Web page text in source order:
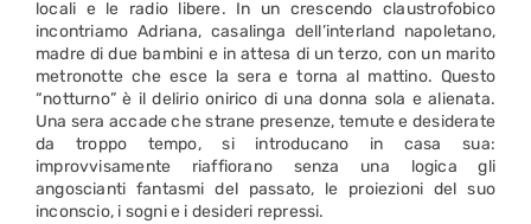
locali e le radio libere. In un crescendo claustrofobico
incontriamo Adriana, casalinga dell’interland napoletano,
madre di due bambini e in attesa di un terzo, con un marito
metronotte che esce la sera e torna al mattino. Questo
“notturno” è il delirio onirico di una donna sola e alienata.
Una sera accade che strane presenze, temute e desiderate
da troppo tempo, si introducano in casa sua:
improvvisamente riaffiorano senza una logica gli
angoscianti fantasmi del passato, le proiezioni del suo
inconscio, i sogni e i desideri repressi.